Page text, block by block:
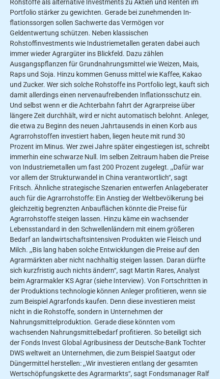
Roh­stoffe als alternative Investments zu Aktien und Renten im
Portfolio stärker zu gewichten. Gerade bei zunehmenden In­
flationssorgen sollen Sachwerte das Vermögen vor
Geldentwertung schützen. Neben klassischen
Rohstoffinvestments wie Industriemetallen geraten dabei auch
immer wieder Agrargüter ins Blickfeld. Dazu zählen
Ausgangspflanzen für Grundnahrungsmittel wie Weizen, Mais,
Raps und Soja. Hinzu kommen Genuss­ mittel wie Kaffee, Kakao
und Zucker. Wer sich solche Rohstoffe ins Portfolio legt, kauft sich
damit allerdings einen nervenaufreibenden Inflationsschutz ein.
Und selbst wenn er die Achterbahn fahrt der Agrarpreise über
längere Zeit durchhält, wird er nicht automatisch be­lohnt. Anleger,
die etwa zu Beginn des neuen Jahrtausends in einen Korb aus
Agrarrohstoffen investiert haben, liegen heute mit rund 30
Prozent im Minus. Wer zwei Jahre später eingestiegen ist, schreibt
immerhin eine schwarze Null. Im selben Zeitraum haben die Preise
von Industriemetallen um fast 200 Pro­zent zugelegt. ,,Dafür war
vor allem der Strukturwandel in China verantwort­lich“, sagt
Fritsch. Ähnliche strategische Szenarien entwerfen Anlageberater
auch für die Agrarrohstoffe: Ein Anstieg der Weltbevölkerung bei
gleichzeitig be­grenzten Anbauflächen könnte die Preise für
Agrarrohstoffe steigen lassen. Hinzu käme ein wachsender
Lebensstandard in den Schwellenländern mit einem größe­ren
Bedarf an landwirtschaftsintensiven Produkten wie Fleisch und
Milch. ,,Bis­ lang haben solche Entwicklungen die Preise auf den
Agrarmärkten aber nicht nachhaltig steigen lassen. Daran dürfte
sich kurzfristig auch nichts ändern“, sagt Martin Rares, Analyst
beim Agrarmakler KS Agrar (siehe Interview). Von Fortschritten in
der Produktions­ technologie können Anleger profitieren, wenn sie
zum Beispiel Agrarfonds kau­fen. Denn diese investieren meist
nicht in die Rohstoffe, sondern in Unterneh­men der
Nahrungsmittelproduktion. Ge­rade diese könnten vom
wachsenden Nahrungsmittelbedarf profitieren. So beteiligt sich
der Fonds Invest Global Agribusiness der Deutsche-Bank Tochter
DWS weltweit an Unternehmen, die zum Beispiel Saatgut oder
Düngermittel herstellen: ,,Wir investieren entlang der gesamten
Wertschöpfungskette des Agrarmarkts“, sagt Fondsmanager Ralf